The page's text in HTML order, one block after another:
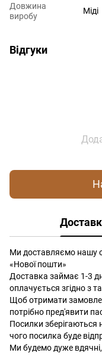
Довжина
виробу
Міді
Відгуки
Ми доставляємо нашу
«Нової пошти»
Доставка займає 1-3
оплачується згідно з
Щоб отримати
потрібно пред'явити
Посилки зберігаються
чого посилка буде
Ми будемо дуже